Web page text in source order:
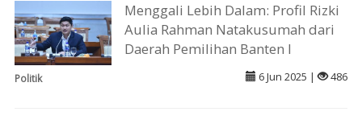
Menggali Lebih Dalam: Profil Rizki
Aulia Rahman Natakusumah dari
Daerah Pemilihan Banten I
Politik 6 Jun 2025 | 486